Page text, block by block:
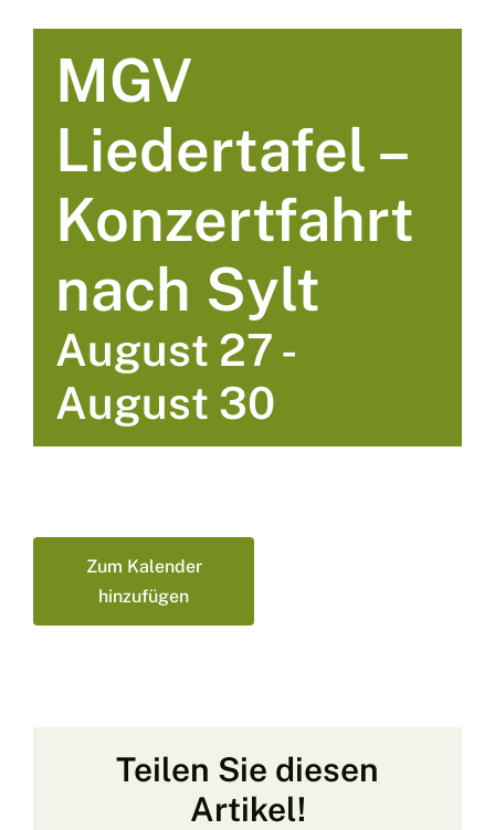
MGV
Liedertafel –
Konzertfahrt
nach Sylt
August 27 -
August 30
Zum Kalender
hinzufügen
Teilen Sie diesen
Artikel!